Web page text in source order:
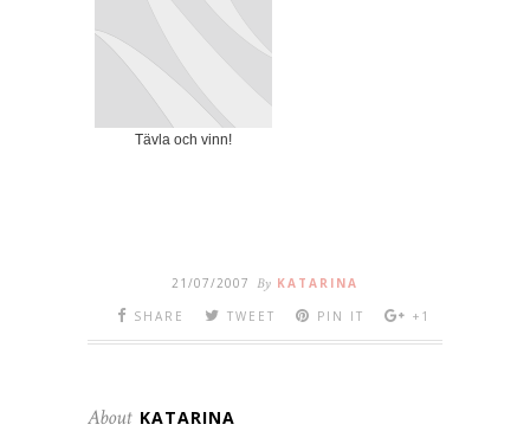
Tävla och vinn!
21/07/2007 By KATARINA
SHARE
TWEET PIN IT +1
About KATARINA